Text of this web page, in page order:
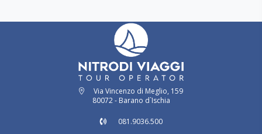
Via Vincenzo di Meglio, 159
80072 - Barano d`Ischia
081.9036.500